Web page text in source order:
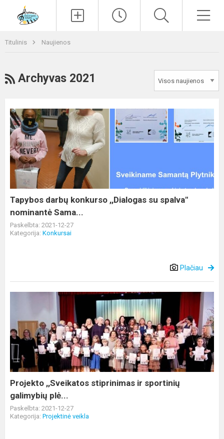
Titulinis Naujienos
RSS
Archyvas 2021
Tapybos
darbų
konkurso
,,Dialogas
su
spalva"
nominantė
Sama...
Tapybos darbų konkurso ,,Dialogas su spalva"
nominantė Sama...
Paskelbta: 2021-12-27
Kategorija: Konkursai
Plačiau
,,Sveikatos
stiprinimas
ir
sportinių
galimybių
plė...
Projekto ,,Sveikatos stiprinimas ir sportinių
galimybių plė...
Paskelbta: 2021-12-27
Kategorija: Projektinė veikla